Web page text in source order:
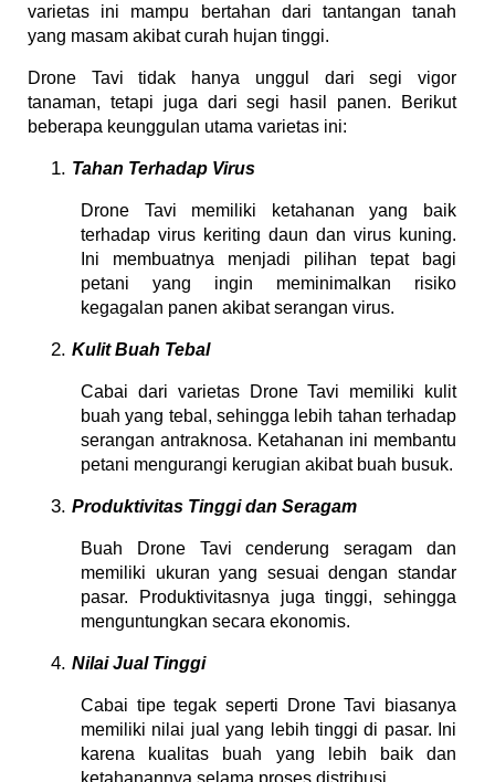
varietas ini mampu bertahan dari tantangan tanah
yang masam akibat curah hujan tinggi.
Drone Tavi tidak hanya unggul dari segi vigor
tanaman, tetapi juga dari segi hasil panen. Berikut
beberapa keunggulan utama varietas ini:
Tahan Terhadap Virus
Drone Tavi memiliki ketahanan yang baik
terhadap virus keriting daun dan virus kuning.
Ini membuatnya menjadi pilihan tepat bagi
petani yang ingin meminimalkan risiko
kegagalan panen akibat serangan virus.
Kulit Buah Tebal
Cabai dari varietas Drone Tavi memiliki kulit
buah yang tebal, sehingga lebih tahan terhadap
serangan antraknosa. Ketahanan ini membantu
petani mengurangi kerugian akibat buah busuk.
Produktivitas Tinggi dan Seragam
Buah Drone Tavi cenderung seragam dan
memiliki ukuran yang sesuai dengan standar
pasar. Produktivitasnya juga tinggi, sehingga
menguntungkan secara ekonomis.
Nilai Jual Tinggi
Cabai tipe tegak seperti Drone Tavi biasanya
memiliki nilai jual yang lebih tinggi di pasar. Ini
karena kualitas buah yang lebih baik dan
ketahanannya selama proses distribusi.